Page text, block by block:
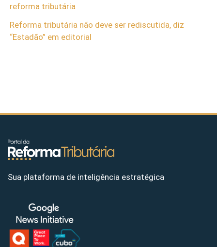
reforma tributária
Reforma tributária não deve ser rediscutida, diz
“Estadão” em editorial
Sua plataforma de inteligência estratégica